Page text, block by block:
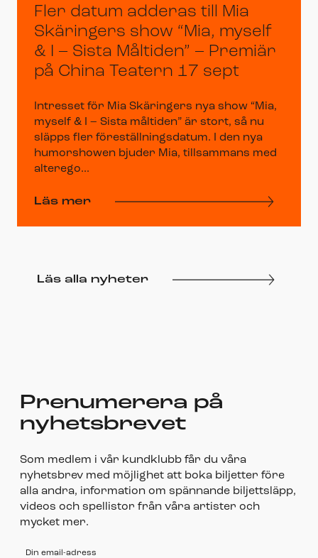
Fler datum adderas till Mia
Skäringers show “Mia, myself
& I – Sista Måltiden” – Premiär
på China Teatern 17 sept
Intresset för Mia Skäringers nya show “Mia,
myself & I – Sista måltiden” är stort, så nu
släpps fler föreställningsdatum. I den nya
humorshowen bjuder Mia, tillsammans med
alterego...
Läs mer
Läs alla nyheter
Prenumerera på
nyhetsbrevet
Som medlem i vår kundklubb får du våra
nyhetsbrev med möjlighet att boka biljetter före
alla andra, information om spännande biljettsläpp,
videos och spellistor från våra artister och
mycket mer.
Din email-adress